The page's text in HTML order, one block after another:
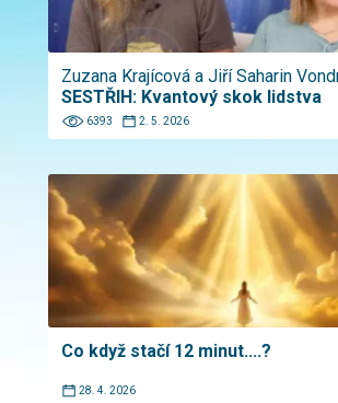
Zuzana Krajícová a Jiří Saharin
SESTŘIH: Kvantový skok lidstva
6393 2. 5. 2026
Co když stačí 12 minut....?
28. 4. 2026